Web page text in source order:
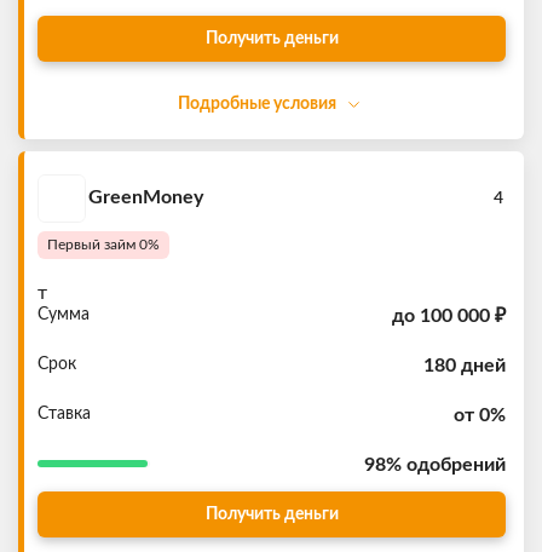
Получить деньги
Подробные условия
Первый займ 0%
4
т
GreenMoney
Сумма до 100 000 ₽
Срок 180 дней
Ставка от 0%
98% одобрений
Получить деньги